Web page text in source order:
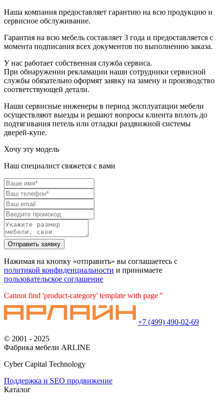
Наша компания предоставляет гарантию на всю продукцию и
сервисное обслуживание.
Гарантия на всю мебель составляет 3 года и предоставляется с
момента подписания всех документов по выполнению заказа.
У нас работает собственная служба сервиса.
При обнаружении рекламации наши сотрудники сервисной
службы обязательно оформят заявку на замену и производство
соответствующей детали.
Наши сервисные инженеры в период эксплуатации мебели
осуществляют выезды и решают вопросы клиента вплоть до
подтягивания петель или отладки раздвижной системы
дверей-купе.
Хочу эту модель
Наш специалист свяжется с вами
Нажимая на кнопку «отправить» вы соглашаетесь с
политикой конфиденциальности и принимаете
пользовательское соглашение
Cannot find 'product-category' template with page ''
+7 (499) 490-02-69
© 2001 - 2025
Фабрика мебели ARLINE
Cyber Capital Technology
Поддержка и SEO продвижение
Каталог